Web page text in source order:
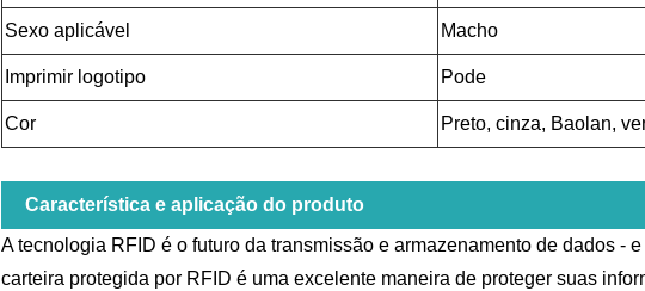
Sexo aplicável Macho
Imprimir logotipo Pode
Cor Preto, cinza, Baolan,
Característica e aplicação do produto
A tecnologia RFID é o futuro da transmissão e armazenamento de dados -
carteira protegida por RFID é uma excelente maneira de proteger suas